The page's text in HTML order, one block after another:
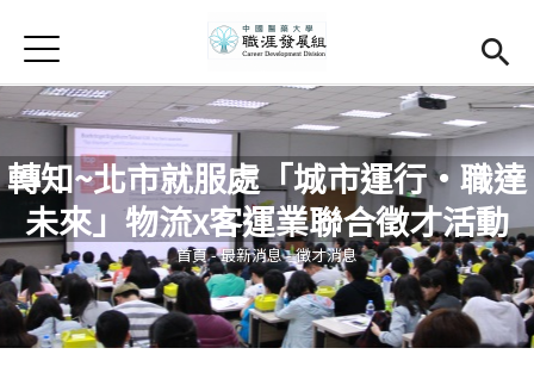
首頁
學務處首頁(link is external)
Open submenu (關於我們)
關於我們
Open submenu (職涯輔導)
職涯輔導
Open submenu (就業調查)
就業調查
活動集錦
Jump to Navigation
Jump to Main content
轉知~北市就服處「城市運行·職達
未來」物流x客運業聯合徵才活動
您在這裡
首頁-最新消息-徵才消息